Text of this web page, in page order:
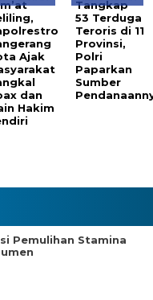
Ajak
dan
Hakim
Tangkap
53 Terduga
Teroris di 11
Provinsi,
Polri
Paparkan
Sumber
Pemulihan Stamina